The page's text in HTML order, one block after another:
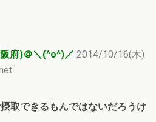
府)＠＼(^o^)／ 2014/10/16(木)
取できるもんではないだろうけ